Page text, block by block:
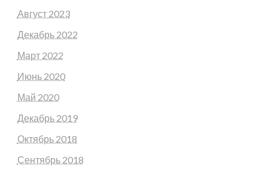
Август 2023
Декабрь 2022
Март 2022
Июнь 2020
Май 2020
Декабрь 2019
Октябрь 2018
Сентябрь 2018